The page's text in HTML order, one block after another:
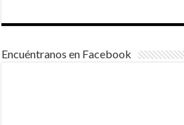
Encuéntranos en Facebook